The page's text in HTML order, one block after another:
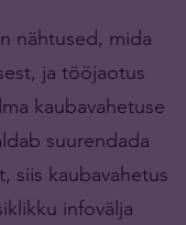
nähtused, mida
ja tööjaotus
kaubavahetuse
suurendada
siis kaubavahetus
infovälja